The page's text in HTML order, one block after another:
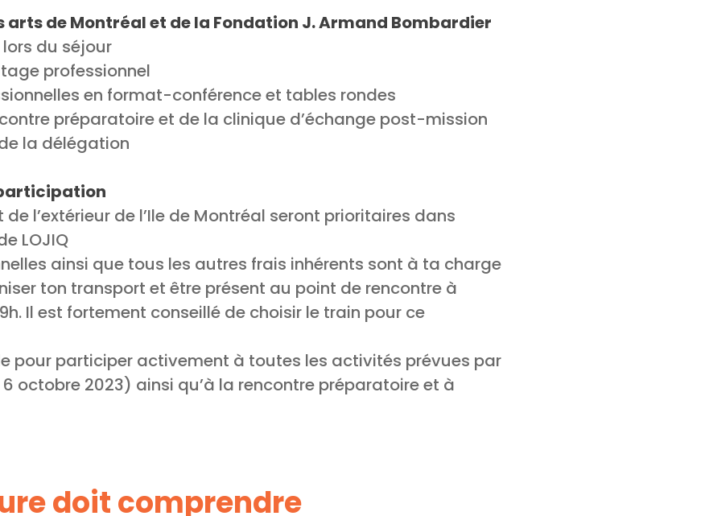
arts de Montréal et de la Fondation J. Armand Bombardier
du séjour
professionnel
en format-conférence et tables rondes
préparatoire et de la clinique d’échange post-mission
la délégation
l’extérieur de l’Ile de Montréal seront prioritaires dans
LOJIQ
ainsi que tous les autres frais inhérents sont à ta charge
ton transport et être présent au point de rencontre à
Il est fortement conseillé de choisir le train pour ce
pour participer activement à toutes les activités prévues par
octobre 2023) ainsi qu’à la rencontre préparatoire et à
doit comprendre